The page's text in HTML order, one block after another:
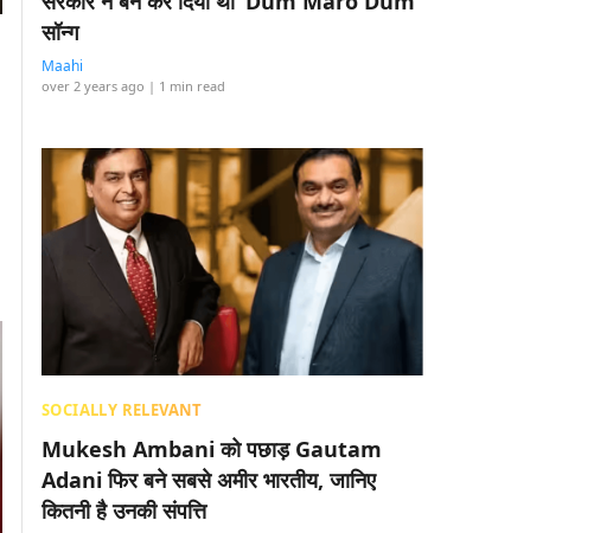
सॉन्ग
Maahi
over 2 years ago | 1 min read
SOCIALLY RELEVANT
Mukesh Ambani को पछाड़ Gautam
Adani फिर बने सबसे अमीर भारतीय, जानिए
कितनी है उनकी संपत्ति